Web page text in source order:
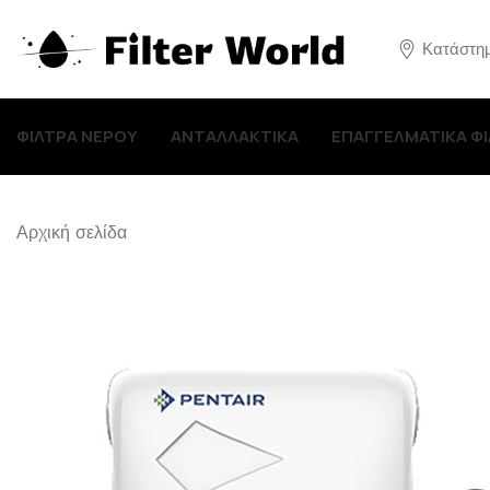
ΦΙΛΤΡΑ ΝΕΡΟΥ ΑΝΤΑΛΛΑΚΤΙΚΑ ΕΠΑΓΓΕΛΜΑΤΙΚΑ
Αρχική σελίδα